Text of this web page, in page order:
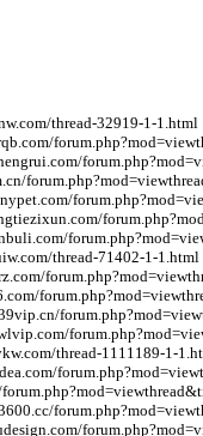
thread-32919-1-1.html
thread-71402-1-1.html
thread-1111189-1-